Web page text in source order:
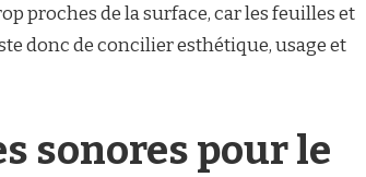
proches de la surface, car les feuilles et
donc de concilier esthétique, usage et
sonores pour le